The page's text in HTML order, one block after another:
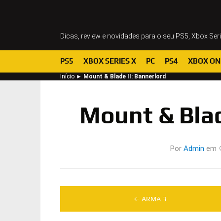
Dicas, review e novidades para o seu PS5, Xbox
PS5 XBOX SERIES X PC PS4 XBOX
Início ► Mount & Blade II: Bannerlord
Mount &
Por Admin em
Navegação
de
ARMA 3